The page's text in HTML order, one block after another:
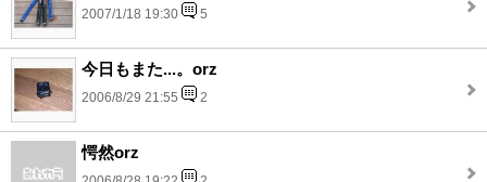
2007/1/18 19:30 5
今日もまた...。orz
2006/8/29 21:55 2
愕然orz